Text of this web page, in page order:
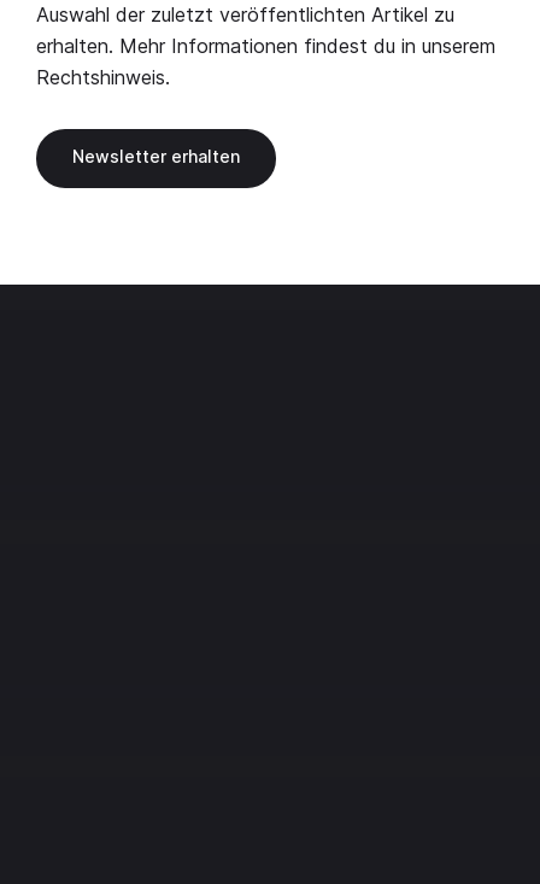
Auswahl der zuletzt veröffentlichten Artikel zu
erhalten. Mehr Informationen findest du in unserem
Rechtshinweis.